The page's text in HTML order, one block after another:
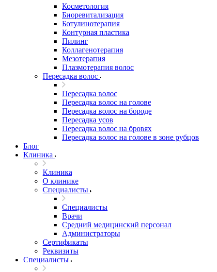
Косметология
Биоревитализация
Ботулинотерапия
Контурная пластика
Пилинг
Коллагенотерапия
Мезотерапия
Плазмотерапия волос
Пересадка волос
Пересадка волос
Пересадка волос на голове
Пересадка волос на бороде
Пересадка усов
Пересадка волос на бровях
Пересадка волос на голове в зоне рубцов
Блог
Клиника
Клиника
О клинике
Специалисты
Специалисты
Врачи
Средний медицинский персонал
Администраторы
Сертификаты
Реквизиты
Специалисты